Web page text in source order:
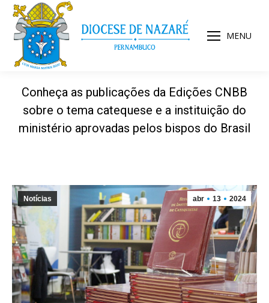
MENU
Conheça as publicações da Edições CNBB
sobre o tema catequese e a instituição do
ministério aprovadas pelos bispos do Brasil
abr 13 2024
Notícias